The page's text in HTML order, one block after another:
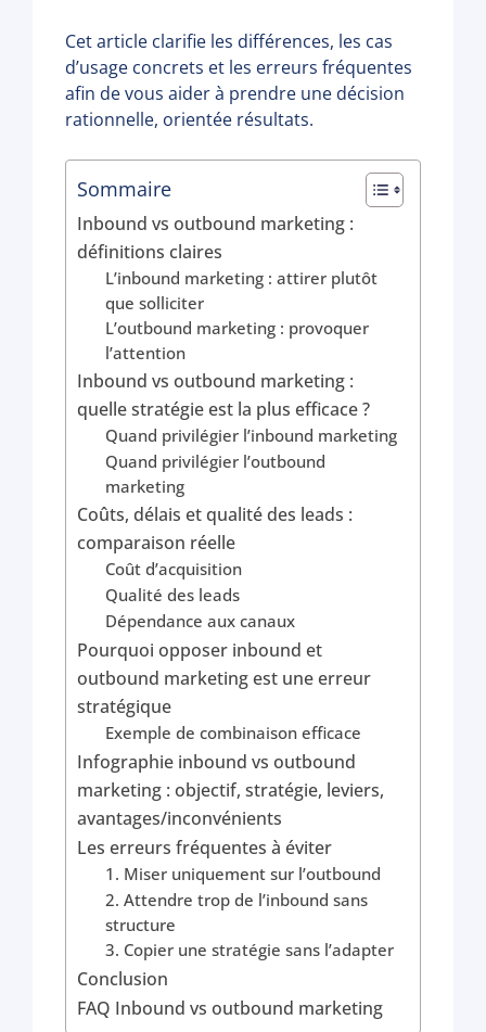
Cet article clarifie les différences, les cas
d’usage concrets et les erreurs fréquentes
afin de vous aider à prendre une décision
rationnelle, orientée résultats.
Sommaire
Inbound vs outbound marketing :
définitions claires
L’inbound marketing : attirer plutôt
que solliciter
L’outbound marketing : provoquer
l’attention
Inbound vs outbound marketing :
quelle stratégie est la plus efficace ?
Quand privilégier l’inbound marketing
Quand privilégier l’outbound
marketing
Coûts, délais et qualité des leads :
comparaison réelle
Coût d’acquisition
Qualité des leads
Dépendance aux canaux
Pourquoi opposer inbound et
outbound marketing est une erreur
stratégique
Exemple de combinaison efficace
Infographie inbound vs outbound
marketing : objectif, stratégie, leviers,
avantages/inconvénients
Les erreurs fréquentes à éviter
1. Miser uniquement sur l’outbound
2. Attendre trop de l’inbound sans
structure
3. Copier une stratégie sans l’adapter
Conclusion
FAQ Inbound vs outbound marketing